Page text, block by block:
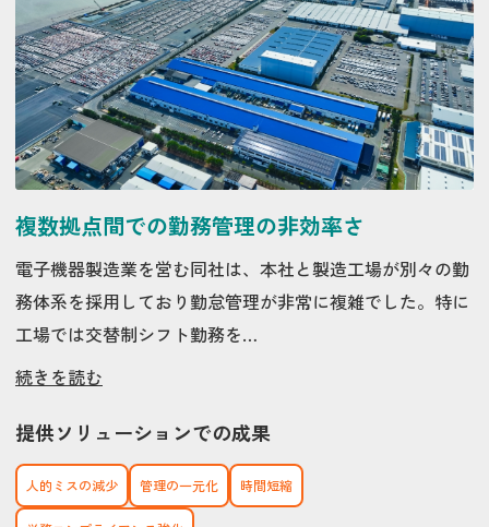
複数拠点間での勤務管理の非効率さ
電子機器製造業を営む同社は、本社と製造工場が別々の勤
務体系を採用しており勤怠管理が非常に複雑でした。特に
工場では交替制シフト勤務を…
続きを読む
提供ソリューションでの成果
人的ミスの減少 管理の一元化 時間短縮